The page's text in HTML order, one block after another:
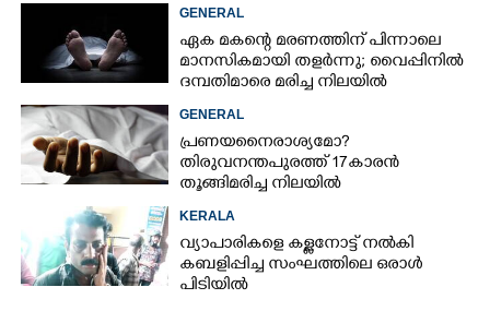
നിന്ന്
GENERAL
ഏക മകന്റെ മരണത്തിന് പിന്നാലെ
മാനസികമായി തളർന്നു; വൈപ്പിനിൽ
ദമ്പതിമാരെ മരിച്ച നിലയിൽ
GENERAL
പ്രണയനെെരാശ്യമോ?
തിരുവനന്തപുരത്ത് 17കാരൻ
തൂങ്ങിമരിച്ച നിലയിൽ
KERALA
വ്യാപാരികളെ കള്ളനോട്ട് നൽകി
കബളിപ്പിച്ച സംഘത്തിലെ ഒരാൾ
പിടിയിൽ